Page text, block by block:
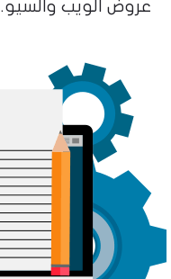
عروض الويب والسيو.